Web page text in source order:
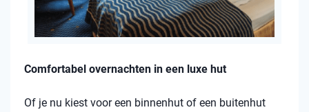
Comfortabel overnachten in een luxe hut
Of je nu kiest voor een binnenhut of een buitenhut